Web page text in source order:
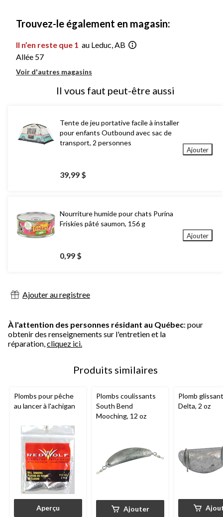
Trouvez-le également en magasin:
Il n’en reste que 1 au Leduc, AB
Allée 57
Voir d'autres magasins
Il vous faut peut-être aussi
Tente de jeu portative facile à installer
pour enfants Outbound avec sac de
transport, 2 personnes
39,99 $
Ajouter
Nourriture humide pour chats Purina
Friskies pâté saumon, 156 g
0,99 $
Ajouter
Ajouter au registree
À l'attention des personnes résidant au Québec: pour
obtenir des renseignements sur l'entretien et la
réparation,cliquez ici.
Produits similaires
Plombs pour pêche
au lancer à l'achigan
Aperçu
Plombs coulissants
South Bend
Mooching, 12 oz
Ajouter
Plomb
Delta, 2 oz